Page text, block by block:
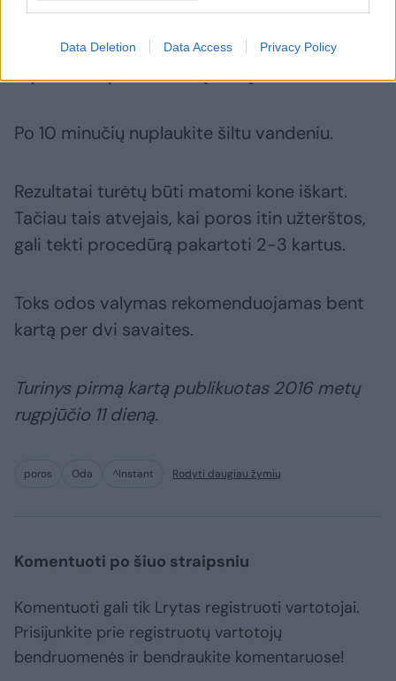
Data Deletion Data Access Privacy Policy
sodos ir šiek tiek mineralinio vandens. Košelę
tepkite ant problemiškų vietų.
Po 10 minučių nuplaukite šiltu vandeniu.
Rezultatai turėtų būti matomi kone iškart.
Tačiau tais atvejais, kai poros itin užterštos,
gali tekti procedūrą pakartoti 2-3 kartus.
Toks odos valymas rekomenduojamas bent
kartą per dvi savaites.
Turinys pirmą kartą publikuotas 2016 metų
rugpjūčio 11 dieną.
poros Oda ^Instant Rodyti daugiau žymių
Komentuoti po šiuo straipsniu
Komentuoti gali tik Lrytas registruoti vartotojai.
Prisijunkite prie registruotų vartotojų
bendruomenės ir bendraukite komentaruose!